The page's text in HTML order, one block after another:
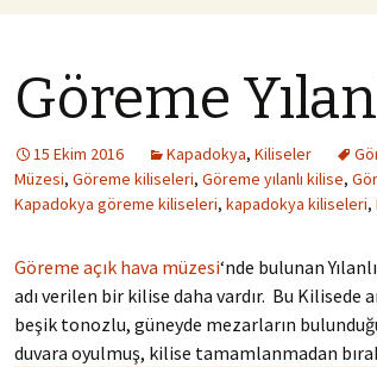
Göreme
15 Ekim 2016 Kapadokya, Kiliseler
Müzesi, Göreme kiliseleri, Göreme yılanlı kilise,
Kapadokya göreme kiliseleri, kapadokya kiliseleri,
Göreme açık hava müzesi‘nde bulunan
adı verilen bir kilise daha vardır. Bu
beşik tonozlu, güneyde mezarların
duvara oyulmuş, kilise tamamlanmadan